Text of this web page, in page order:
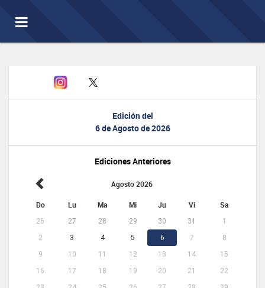
Toggle
navigation
Edición del
6 de Agosto de 2026
Ediciones Anteriores
Agosto 2026
Do Lu Ma Mi Ju Vi Sa
26 27 28 29 30 31
1
2
3 4 5 6 7
8
9
10 11 12 13 14
15
16
17 18 19 20 21
22